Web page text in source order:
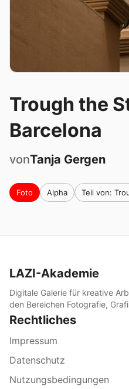
Trough the
Barcelona
vonTanja Gergen
Foto Alpha Teil von:
LAZI-Akademie
Digitale Galerie für kreative
den Bereichen Fotografie,
Rechtliches
Impressum
Datenschutz
Nutzungsbedingungen